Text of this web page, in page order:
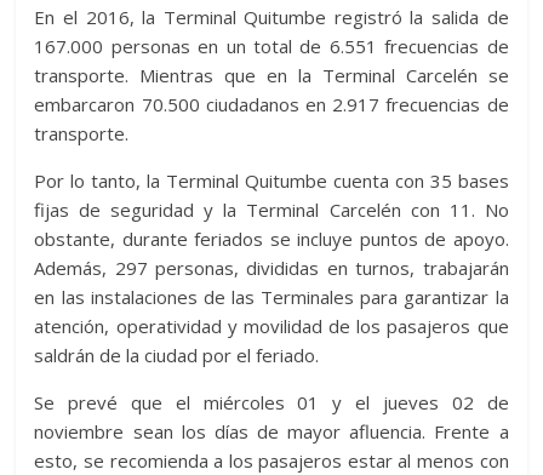
En el 2016, la Terminal Quitumbe registró la salida de
167.000 personas en un total de 6.551 frecuencias de
transporte. Mientras que en la Terminal Carcelén se
embarcaron 70.500 ciudadanos en 2.917 frecuencias de
transporte.
Por lo tanto, la Terminal Quitumbe cuenta con 35 bases
fijas de seguridad y la Terminal Carcelén con 11. No
obstante, durante feriados se incluye puntos de apoyo.
Además, 297 personas, divididas en turnos, trabajarán
en las instalaciones de las Terminales para garantizar la
atención, operatividad y movilidad de los pasajeros que
saldrán de la ciudad por el feriado.
Se prevé que el miércoles 01 y el jueves 02 de
noviembre sean los días de mayor afluencia. Frente a
esto, se recomienda a los pasajeros estar al menos con